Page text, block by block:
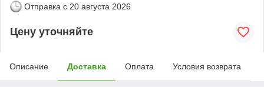
Отправка с 20 августа 2026
Цену уточняйте
Описание Доставка Оплата Условия возврата